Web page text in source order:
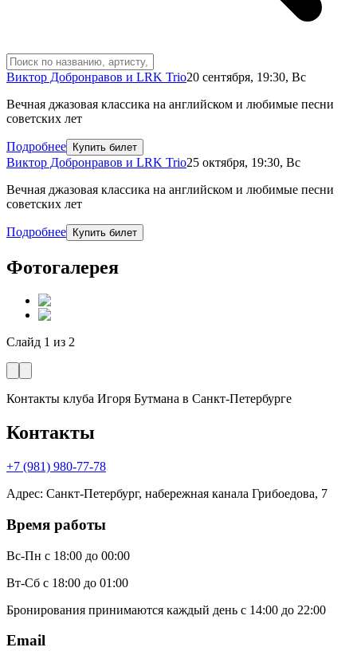
Виктор Добронравов и LRK Trio20 сентября, 19:30, Вс
Вечная джазовая классика на английском и любимые песни
советских лет
Подробнее Купить билет
Виктор Добронравов и LRK Trio25 октября, 19:30, Вс
Вечная джазовая классика на английском и любимые песни
советских лет
Подробнее Купить билет
Фотогалерея
Слайд 1 из 2
Контакты клуба Игоря Бутмана в Санкт-Петербурге
Контакты
+7 (981) 980-77-78
Адрес: Санкт-Петербург, набережная канала Грибоедова, 7
Время работы
Вс-Пн с 18:00 до 00:00
Вт-Сб с 18:00 до 01:00
Бронирования принимаются каждый день с 14:00 до 22:00
Email